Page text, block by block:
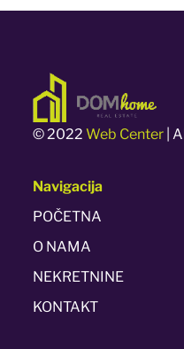
© 2022Web Center |
Navigacija
POČETNA
O NAMA
NEKRETNINE
KONTAKT